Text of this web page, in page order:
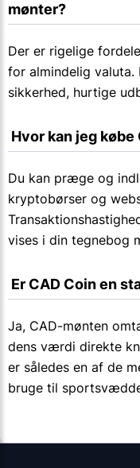
mønter?
Der er rigelige
for almindelig valuta.
sikkerhed, hurtige
Hvor kan jeg
Du kan præge og
kryptobørser og
vises i din tegnebog
Er CAD Coin en
Ja, CAD-mønten
dens værdi direkte
er således en af de
bruge til